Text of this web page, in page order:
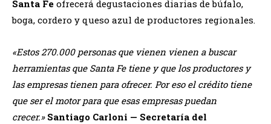
Santa Fe ofrecerá degustaciones diarias de búfalo,
boga, cordero y queso azul de productores regionales.
«Estos 270.000 personas que vienen vienen a buscar
herramientas que Santa Fe tiene y que los productores y
las empresas tienen para ofrecer. Por eso el crédito tiene
que ser el motor para que esas empresas puedan
crecer.» Santiago Carloni — Secretaría del